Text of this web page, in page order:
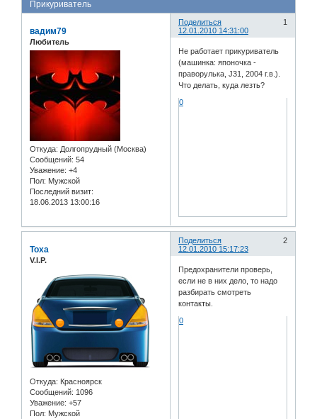
Прикуриватель
Поделиться
1
12.01.2010 14:31:00
вадим79
Любитель
Откуда: Долгопрудный (Москва)
Сообщений: 54
Уважение: +4
Пол: Мужской
Последний визит:
18.06.2013 13:00:16
Не работает прикуриватель
(машинка: японочка -
праворулька, J31, 2004 г.в.).
Что делать, куда лезть?
0
Поделиться
2
12.01.2010 15:17:23
Toxa
V.I.P.
Откуда: Красноярск
Сообщений: 1096
Уважение: +57
Пол: Мужской
Предохранители проверь,
если не в них дело, то надо
разбирать смотреть
контакты.
0